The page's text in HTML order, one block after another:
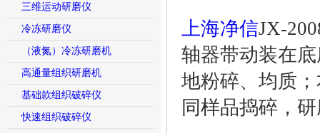
三维运动研磨仪
冷冻研磨仪
（液氮）冷冻研磨机
高通量组织研磨机
基础款组织破碎仪
快速组织破碎仪
上海净信JX-
轴器带动装在
地粉碎、均质
同样品捣碎，